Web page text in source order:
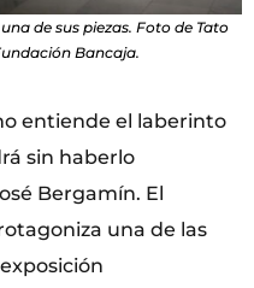
de sus piezas. Foto de Tato
Bancaja.
entiende el laberinto
sin haberlo
Bergamín. El
una de las